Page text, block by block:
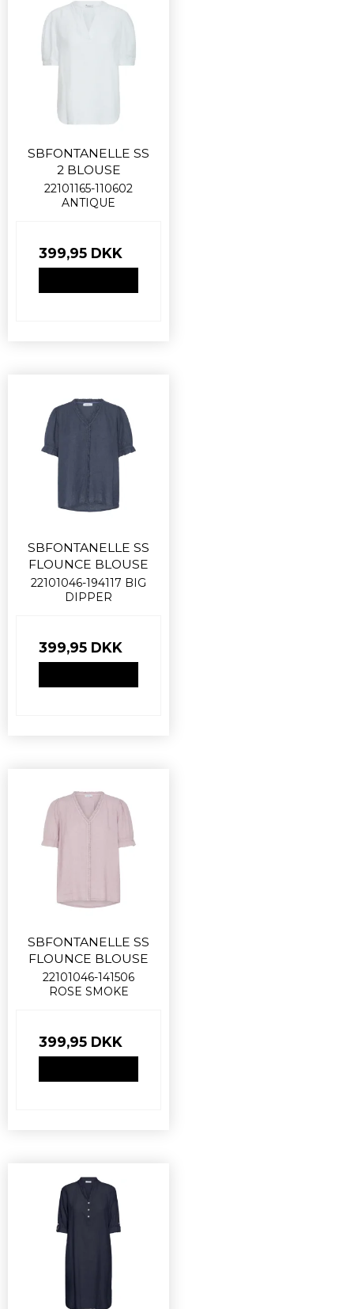
SBFONTANELLE SS
2 BLOUSE
22101165-110602
ANTIQUE
399,95 DKK
SBFONTANELLE SS
FLOUNCE BLOUSE
22101046-194117 BIG
DIPPER
399,95 DKK
SBFONTANELLE SS
FLOUNCE BLOUSE
22101046-141506
ROSE SMOKE
399,95 DKK